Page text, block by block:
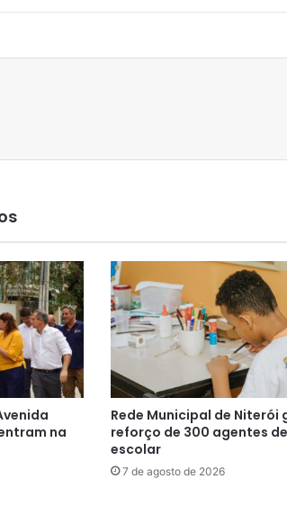
na
Rede Municipal de Niterói
reforço de 300 agentes
escolar
7 de agosto de 2026